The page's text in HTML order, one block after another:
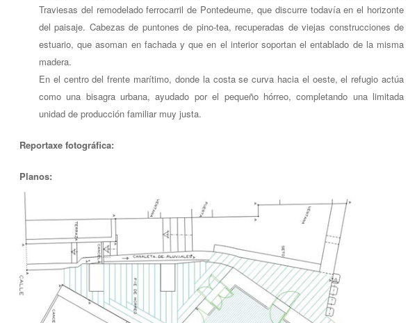
Traviesas del remodelado ferrocarril de Pontedeume, que discurre todavía en el horizonte
del paisaje. Cabezas de puntones de pino-tea, recuperadas de viejas construcciones de
estuario, que asoman en fachada y que en el interior soportan el entablado de la misma
madera.
En el centro del frente marítimo, donde la costa se curva hacia el oeste, el refugio actúa
como una bisagra urbana, ayudado por el pequeño hórreo, completando una limitada
unidad de producción familiar muy justa.
Reportaxe fotográfica:
Planos: